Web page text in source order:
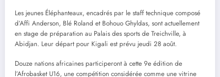
Les jeunes Éléphanteaux, encadrés par le staff technique composé
d’Affi Anderson, Blé Roland et Bohouo Ghyldas, sont actuellement
en stage de préparation au Palais des sports de Treichville, à
Abidjan. Leur départ pour Kigali est prévu jeudi 28 août.
Douze nations africaines participeront à cette 9e édition de
l’Afrobasket U16, une compétition considérée comme une vitrine